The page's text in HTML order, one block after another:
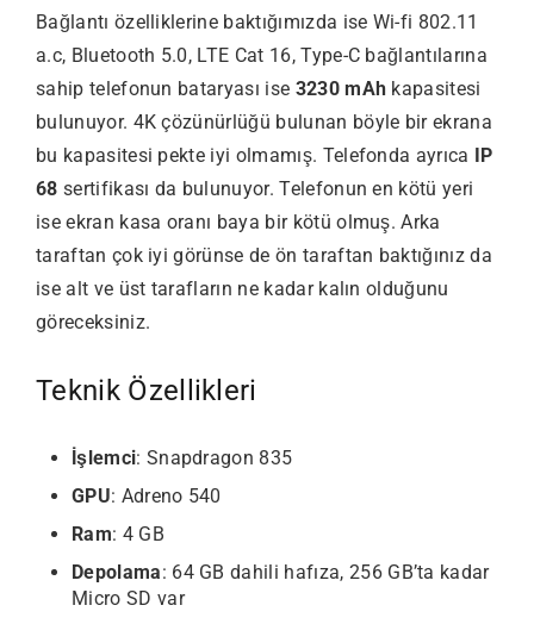
Bağlantı özelliklerine baktığımızda ise Wi-fi 802.11
a.c, Bluetooth 5.0, LTE Cat 16, Type-C bağlantılarına
sahip telefonun bataryası ise 3230 mAh kapasitesi
bulunuyor. 4K çözünürlüğü bulunan böyle bir ekrana
bu kapasitesi pekte iyi olmamış. Telefonda ayrıca
IP
68 sertifikası da bulunuyor. Telefonun en kötü yeri
ise ekran kasa oranı baya bir kötü olmuş. Arka
taraftan çok iyi görünse de ön taraftan baktığınız da
ise alt ve üst tarafların ne kadar kalın olduğunu
göreceksiniz.
Teknik Özellikleri
İşlemci: Snapdragon 835
GPU: Adreno 540
Ram: 4 GB
Depolama: 64 GB dahili hafıza, 256 GB’ta kadar
Micro SD var